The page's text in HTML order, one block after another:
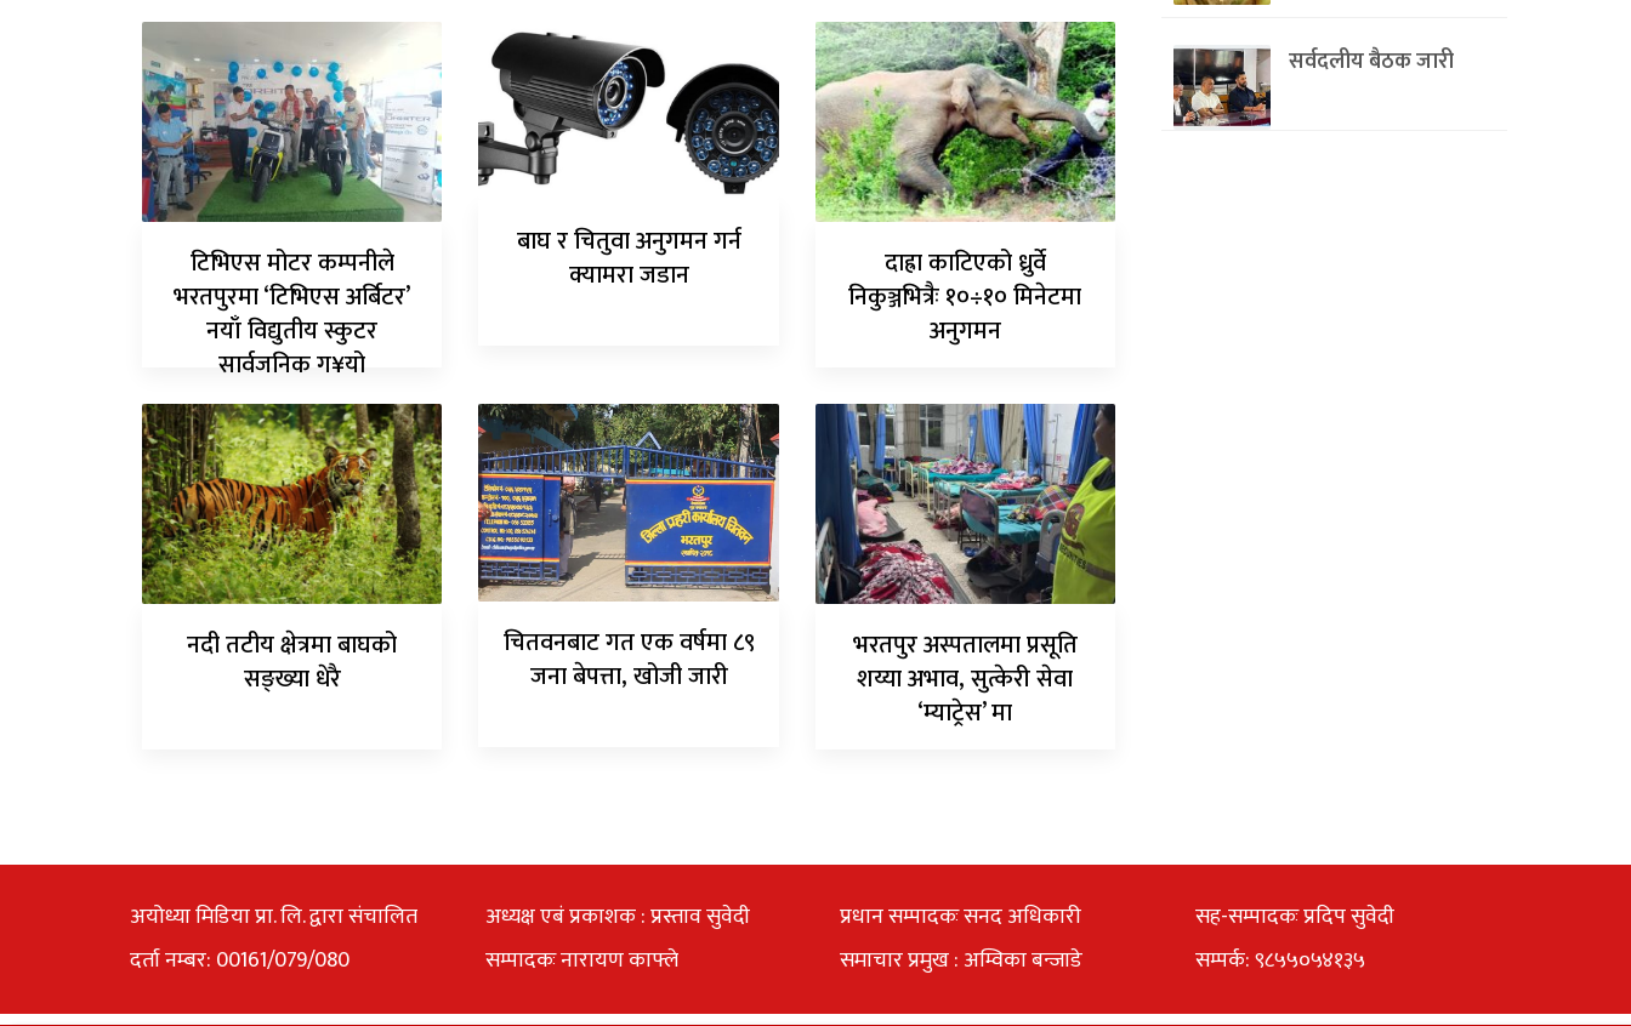
टिभिएस मोटर कम्पनीले
भरतपुरमा ‘टिभिएस अर्बिटर’
नयाँ विद्युतीय स्कुटर
सार्वजनिक ग¥यो
बाघ र चितुवा अनुगमन गर्न
क्यामरा जडान
दाह्रा काटिएको ध्रुर्वे
निकुञ्जभित्रैः १०÷१० मिनेटमा
अनुगमन
नदी तटीय क्षेत्रमा बाघको
सङ्ख्या धेरै
चितवनबाट गत एक वर्षमा ८९
जना बेपत्ता, खोजी जारी
भरतपुर अस्पतालमा प्रसूति
शय्या अभाव, सुत्केरी सेवा
‘म्याट्रेस’ मा
सर्वदलीय बैठक जारी
अयोध्या मिडिया प्रा. लि. द्वारा संचालित
दर्ता नम्बर: 00161/079/080
अध्यक्ष एबं प्रकाशक : प्रस्ताव सुवेदी
सम्पादकः नारायण काफ्ले
प्रधान सम्पादकः सनद अधिकारी
समाचार प्रमुख : अम्विका बन्जाडे
सह-सम्पादकः प्रदिप सुवेदी
सम्पर्क: ९८५५०५४१३५